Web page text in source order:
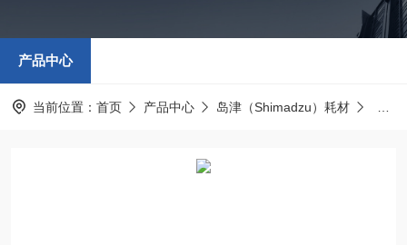
产品中心
当前位置： 首页 产品中心 岛津（Shimadzu）耗材